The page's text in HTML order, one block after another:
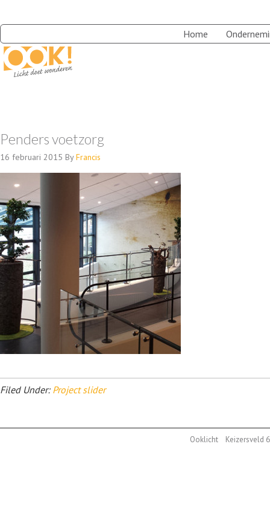
Home
Penders voetzorg
16 februari 2015 ByFrancis
Filed Under: Project slider
Ooklicht Keizersveld